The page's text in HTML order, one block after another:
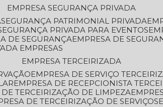
EMPRESA SEGURANÇA PRIVADA
SEGURANÇA PATRIMONIAL PRIVADA
PRIVADA PARA EVENTOS
DE SEGURANÇA
EMPRESA DE
EMPRESAS
EMPRESA TERCEIRIZADA
EMPRESA DE SERVIÇO
EMPRESA DE RECEPCIONISTA
DE TERCEIRIZAÇÃO DE LIMPEZA
DE TERCEIRIZAÇÃO DE SERVIÇOS